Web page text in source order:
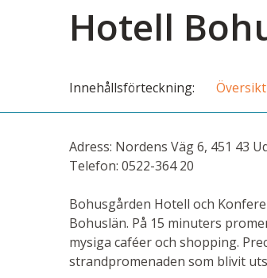
Hotell
Innehållsförteckning Översikt
Adress: Nordens Väg 6, 451 43
Telefon: 0522-364 20
Bohusgården Hotell och
Bohuslän. På 15 minuters
mysiga caféer och shopping.
strandpromenaden som blivit